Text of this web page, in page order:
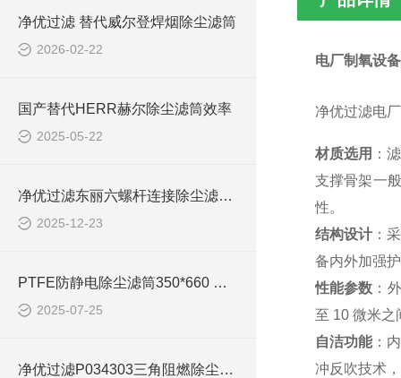
净优过滤 替代威尔登焊烟除尘滤筒
2026-02-22
国产替代HERR赫尔除尘滤筒效率
2025-05-22
净优过滤东丽六螺杆连接除尘滤筒简介
2025-12-23
PTFE防静电除尘滤筒350*660 效率
2025-07-25
净优过滤P034303三角阻燃除尘滤筒处理风量
电厂制氧设
净优过滤电
材质选用 ：
支撑骨架一
性。
结构设计：
备内外加强
性能参数 ：
至 10 微米之
自洁功能：
冲反吹技术